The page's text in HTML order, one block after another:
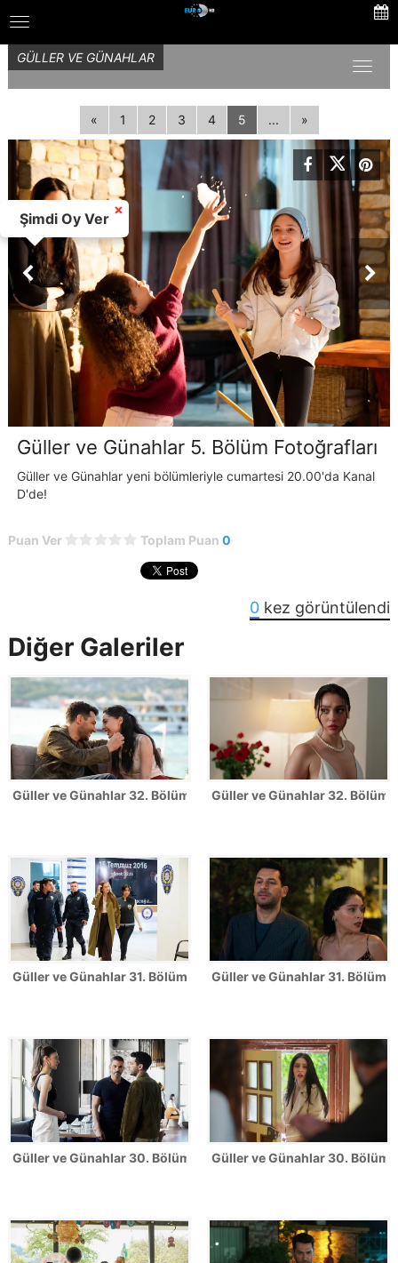
to
main
content
Toggle
navigation
GÜLLER VE GÜNAHLAR
« 1 2 3 4 5 ... »
Güller ve Günahlar 5. Bölüm Fotoğrafları
Güller ve Günahlar yeni bölümleriyle cumartesi 20.00'da Kanal
D'de!
Puan Ver Toplam Puan 0
0 kez görüntülendi
Diğer Galeriler
Güller ve Günahlar 32. Bölüm Fotoğrafları - Sezon Finali
Güller ve Günahlar 32.
Güller ve Günahlar 31. Bölüm FotoğraflarıGüller ve Günahlar 31.
Güller ve Günahlar 30. Bölüm FotoğraflarıGüller ve Günahlar 30.
Şimdi Oy Ver
×